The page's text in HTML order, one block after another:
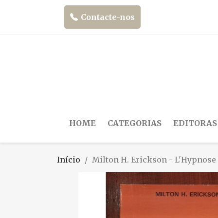
Contacte-nos
HOME CATEGORIAS EDITORAS
Início Milton H. Erickson -